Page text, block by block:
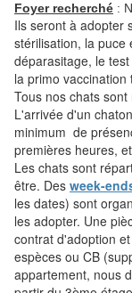
Foyer recherché :
Ils seront à adopter
stérilisation, la puce
déparasitage, le
la primo
Tous nos chats
L'arrivée d'un
minimum de
premières heures,
Les chats sont
être. Des week-
les dates) sont
les adopter. Une
contrat d'adoption
espèces ou CB
appartement, nous